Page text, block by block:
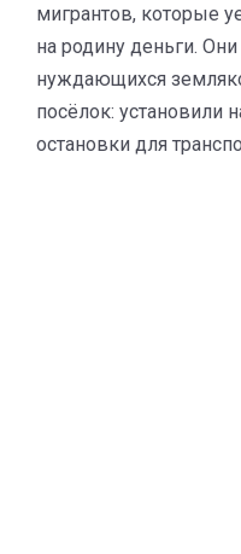
мигрантов, которые
на родину деньги.
нуждающихся
посёлок: установили
остановки для